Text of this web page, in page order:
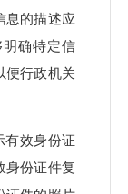
息的描述应
确特定信
便行政机关
有效身份证
身份证件复